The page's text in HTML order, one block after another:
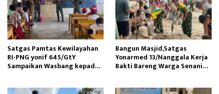
Satgas Pamtas Kewilayahan
RI-PNG yonif 645/GtY
Sampaikan Wasbang kepada
Bangun Masjid,Satgas
Yonarmed 13/Nanggala Kerja
Bakti Bareng Warga Senaning